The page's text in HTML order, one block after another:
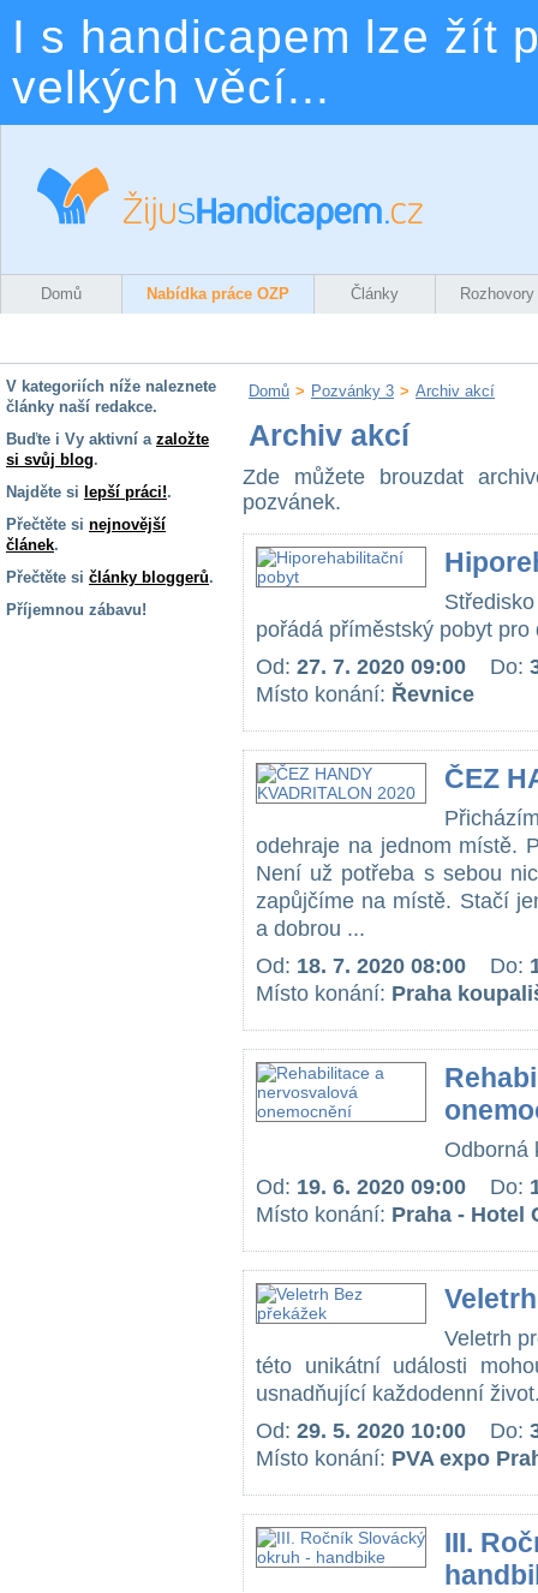
I s handicapem lze žít
velkých věcí...
Domů Nabídka práce OZP Články Rozhovory
V kategoriích níže naleznete
články naší redakce.
Buďte i Vy aktivní a založte
si svůj blog.
Najděte si lepší práci!.
Přečtěte si nejnovější
článek.
Přečtěte si články bloggerů.
Příjemnou zábavu!
Domů > Pozvánky 3 > Archiv akcí
Archiv akcí
Zde můžete brouzdat
pozvánek.
pořádá příměstský pobyt
Od: 27. 7. 2020 09:00 Do:
Místo konání: Řevnice
ČEZ
odehraje na jednom místě.
Není už potřeba s sebou
zapůjčíme na místě. Stačí
a dobrou ...
Od: 18. 7. 2020 08:00 Do:
Místo konání: Praha
Odborná
Od: 19. 6. 2020 09:00 Do:
Místo konání: Praha - Hotel
Veletrh
této unikátní události
usnadňující každodenní
Od: 29. 5. 2020 10:00 Do:
Místo konání: PVA expo
III.